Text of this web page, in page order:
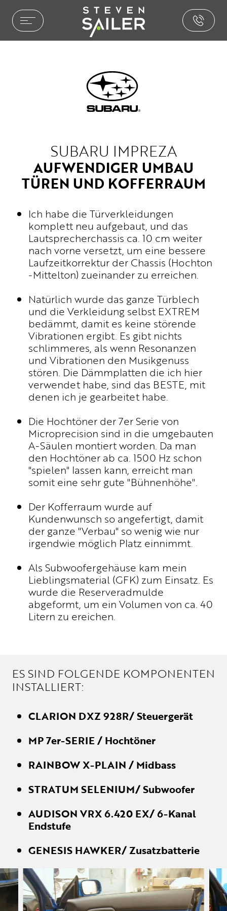
SUBARU IMPREZA
AUFWENDIGER UMBAU
TÜREN UND KOFFERRAUM
Ich habe die Türverkleidungen
komplett neu aufgebaut, und das
Lautsprecherchassis ca. 10 cm weiter
nach vorne versetzt, um eine bessere
Laufzeitkorrektur der Chassis (Hochton
-Mittelton) zueinander zu erreichen.
Natürlich wurde das ganze Türblech
und die Verkleidung selbst EXTREM
bedämmt, damit es keine störende
Vibrationen ergibt. Es gibt nichts
schlimmeres, als wenn Resonanzen
und Vibrationen den Musikgenuss
stören. Die Dämmplatten die ich hier
verwendet habe, sind das BESTE, mit
denen ich je gearbeitet habe.
Die Hochtöner der 7er Serie von
Microprecision sind in die umgebauten
A-Säulen montiert worden. Da man
den Hochtöner ab ca. 1500 Hz schon
"spielen" lassen kann, erreicht man
somit eine sehr gute "Bühnenhöhe".
Der Kofferraum wurde auf
Kundenwunsch so angefertigt, damit
der ganze "Verbau" so wenig wie nur
irgendwie möglich Platz einnimmt.
Als Subwoofergehäuse kam mein
Lieblingsmaterial (GFK) zum Einsatz. Es
wurde die Reserveradmulde
abgeformt, um ein Volumen von ca. 40
Litern zu ereichen.
ES SIND FOLGENDE KOMPONENTEN
INSTALLIERT:
CLARION DXZ 928R/ Steuergerät
MP 7er-SERIE / Hochtöner
RAINBOW X-PLAIN / Midbass
STRATUM SELENIUM/ Subwoofer
AUDISON VRX 6.420 EX/ 6-Kanal
Endstufe
GENESIS HAWKER/ Zusatzbatterie
AUSZEICHNUNGEN
BROCHURE.PDF
CAR ENTERTAINMENT
PAKETE & LÖSUNGEN
INSTALLATIONEN
UNTERNEHMEN
WM-TEILNAHME
PHILOSOPHIE
PRESSE
BROCHURE.PDF